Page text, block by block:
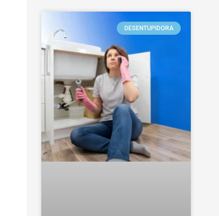
DESENTUPIDORA